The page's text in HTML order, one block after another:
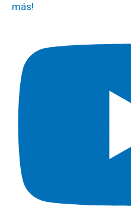
más!